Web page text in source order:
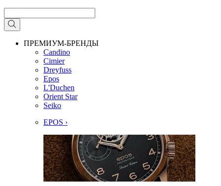
ПРЕМИУМ-БРЕНДЫ
Candino
Cimier
Dreyfuss
Epos
L'Duchen
Orient Star
Seiko
EPOS ›